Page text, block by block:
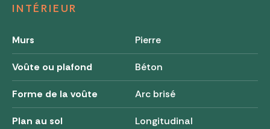
INTÉRIEUR
Murs Pierre
Voûte ou plafond Béton
Forme de la voûte Arc brisé
Plan au sol Longitudinal